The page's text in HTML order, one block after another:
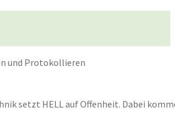
und Protokollieren
setzt HELL auf Offenheit. Dabei